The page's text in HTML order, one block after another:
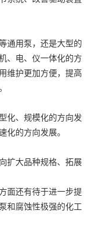
通用泵，还是大型的
、电、仪一体化的方
维护更加方便，提高
化、规模化的方向发
化的方向发展。
扩大品种规格、拓展
面还有待于进一步提
和腐蚀性极强的化工